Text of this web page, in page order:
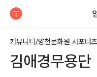
커뮤니티/양천문화원 서포터즈
김애경무용단